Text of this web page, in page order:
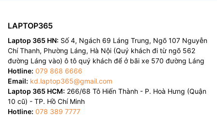
LAPTOP365
Laptop 365 HN: Số 4, Ngách 69 Láng Trung, Ngõ 107 Nguyễn
Chí Thanh, Phường Láng, Hà Nội (Quý khách đi từ ngõ 562
đường Láng vào) ô tô quý khách để ở bãi xe 570 đường Láng
Hotline: 079 868 6666
Email: kd.laptop365@gmail.com
Laptop 365 HCM: 266/68 Tô Hiến Thành - P. Hoà Hưng (Quận
10 cũ) - TP. Hồ Chí Minh
Hotline: 078 389 7777